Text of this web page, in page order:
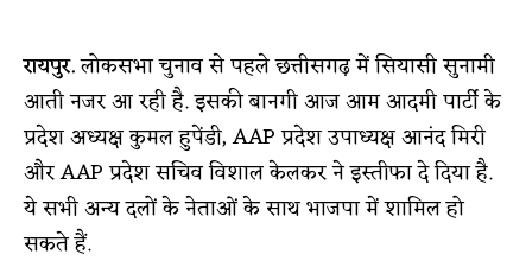
रायपुर.लोकसभा चुनाव से पहले छत्तीसगढ़ में सियासी सुनामी
आती नजर आ रही है. इसकी बानगी आज आम आदमी पार्टी के
प्रदेश अध्यक्ष कुमल हुपेंडी, AAP प्रदेश उपाध्यक्ष आनंद मिरी
और AAP प्रदेश सचिव विशाल केलकर ने इस्तीफा दे दिया है.
ये सभी अन्य दलों के नेताओं के साथ भाजपा में शामिल हो
सकते हैं.